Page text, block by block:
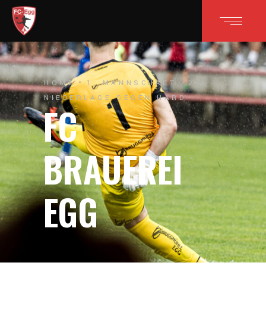
HOME 1. MANNSCHAFT
2:4-
NIEDERLAGE GEGEN HARD
FC
BRAUEREI
EGG